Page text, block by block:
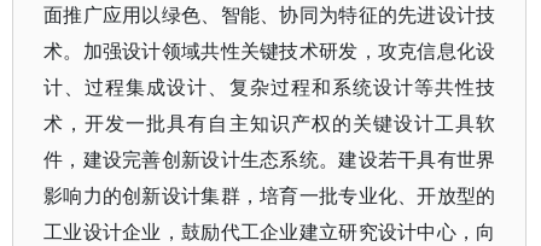
面推广应用以绿色、智能、协同为特征的先进设计技
术。加强设计领域共性关键技术研发，攻克信息化设
计、过程集成设计、复杂过程和系统设计等共性技
术，开发一批具有自主知识产权的关键设计工具软
件，建设完善创新设计生态系统。建设若干具有世界
影响力的创新设计集群，培育一批专业化、开放型的
工业设计企业，鼓励代工企业建立研究设计中心，向